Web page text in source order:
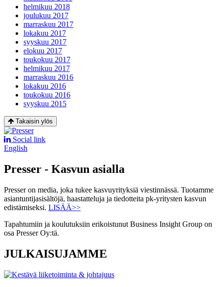
helmikuu 2018
joulukuu 2017
marraskuu 2017
lokakuu 2017
syyskuu 2017
elokuu 2017
toukokuu 2017
helmikuu 2017
marraskuu 2016
lokakuu 2016
toukokuu 2016
syyskuu 2015
Takaisin ylös
Social link
English
Presser - Kasvun asialla
Presser on media, joka tukee kasvuyrityksiä viestinnässä. Tuotamme
asiantuntijasisältöjä, haastatteluja ja tiedotteita pk-yritysten kasvun
edistämiseksi. LISÄÄ>>
Tapahtumiin ja koulutuksiin erikoistunut Business Insight Group on
osa Presser Oy:tä.
JULKAISUJAMME